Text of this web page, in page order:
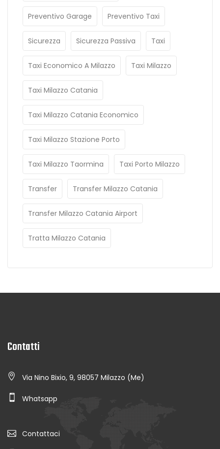
Preventivo Garage Preventivo Taxi
Sicurezza Sicurezza Passiva Taxi
Taxi Economico A Milazzo Taxi Milazzo
Taxi Milazzo Catania
Taxi Milazzo Catania Economico
Taxi Milazzo Stazione Porto
Taxi Milazzo Taormina Taxi Porto Milazzo
Transfer Transfer Milazzo Catania
Transfer Milazzo Catania Airport
Tratta Milazzo Catania
Contatti
Via Nino Bixio, 9, 98057 Milazzo (Me)
Whatsapp
Contattaci